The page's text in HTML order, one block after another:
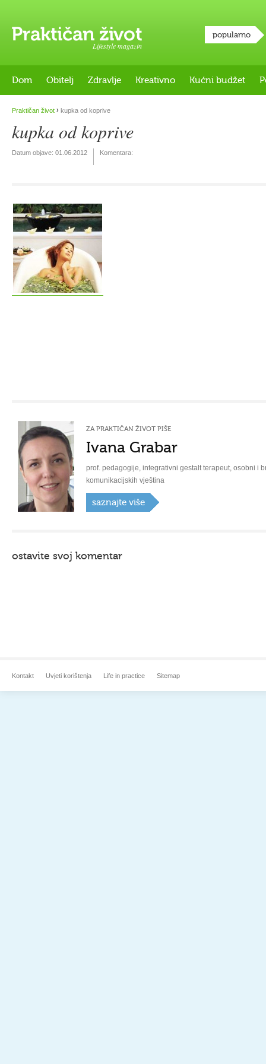
Lifestyle magazin
popularno
Dom Obitelj Zdravlje Kreativno Kućni budžet
Praktičan život › kupka od koprive
kupka od koprive
Datum objave: 01.06.2012 Komentara:
ZA PRAKTIČAN ŽIVOT PIŠE
Ivana Grabar
prof. pedagogije, integrativni gestalt terapeut, osobni i
komunikacijskih vještina
saznajte više
ostavite svoj komentar
Kontakt Uvjeti korištenja Life in practice Sitemap